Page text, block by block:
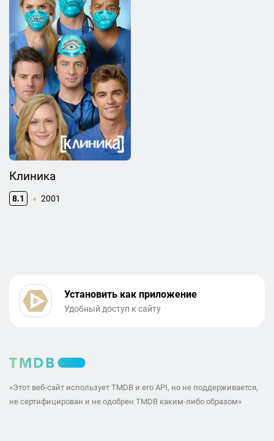
Клиника
8.1 2001
Установить как приложение
Удобный доступ к сайту
«Этот веб-сайт использует TMDB и его API, но не поддерживается,
не сертифицирован и не одобрен TMDB каким-либо образом»